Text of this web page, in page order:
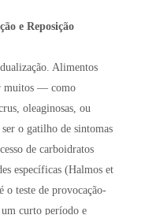
e Reposição
Alimentos
muitos — como
oleaginosas, ou
o gatilho de sintomas
de carboidratos
específicas (Halmos et
o teste de provocação-
curto período e